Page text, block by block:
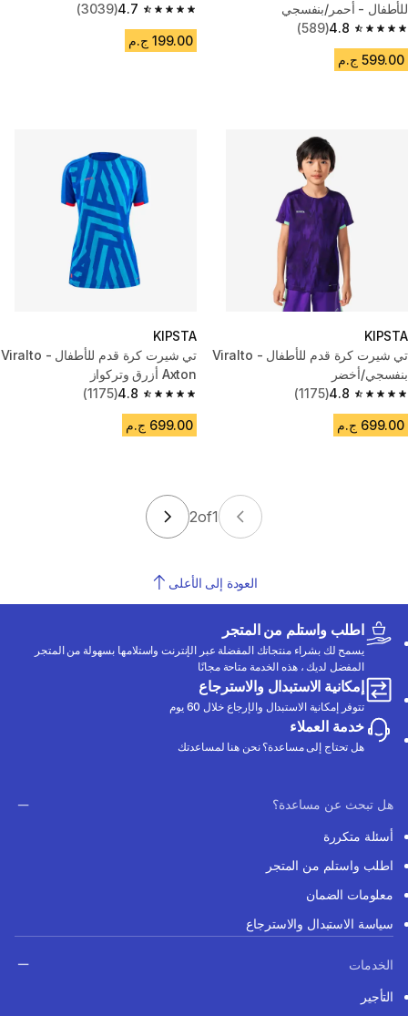
للأطفال - أحمر/بنفسجي
4.8
4.8 out of 5 stars from 589 reviews
(589)
599.00 ج.م
4.7
4.7 out of 5 stars from 3039 reviews
(3039)
199.00 ج.م
KIPSTA
تي شيرت كرة قدم للأطفال - Viralto
بنفسجي/أخضر
4.8
4.8 out of 5 stars from 1175 reviews
(1175)
699.00 ج.م
KIPSTA
تي شيرت كرة قدم للأطفال - Viralto
Axton أزرق وتركواز
4.8
4.8 out of 5 stars from 1175 reviews
(1175)
699.00 ج.م
1
of
2
العودة إلى الأعلى
اطلب واستلم من المتجر
يسمح لك بشراء منتجاتك المفضلة عبر الإنترنت واستلامها بسهولة من المتجر
المفضل لديك ، هذه الخدمة متاحة مجانًا
إمكانية الاستبدال والاسترجاع
تتوفر إمكانية الاستبدال والإرجاع خلال 60 يوم
خدمة العملاء
هل تحتاج إلى مساعدة؟ نحن هنا لمساعدتك
هل تبحث عن مساعدة؟
أسئلة متكررة
اطلب واستلم من المتجر
معلومات الضمان
سياسة الاستبدال والاسترجاع
الخدمات
التأجير